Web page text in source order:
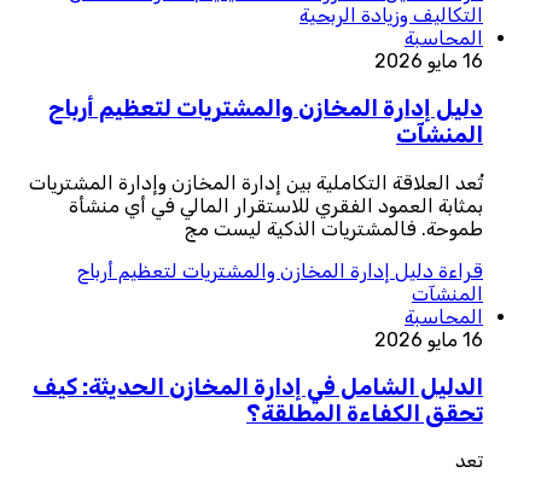
التكاليف وزيادة الربحية
المحاسبة
16 مايو 2026
دليل إدارة المخازن والمشتريات لتعظيم أرباح
المنشآت
تُعد العلاقة التكاملية بين إدارة المخازن وإدارة المشتريات
بمثابة العمود الفقري للاستقرار المالي في أي منشأة
طموحة. فالمشتريات الذكية ليست مج
قراءة دليل إدارة المخازن والمشتريات لتعظيم أرباح
المنشآت
المحاسبة
16 مايو 2026
الدليل الشامل في إدارة المخازن الحديثة: كيف
تحقق الكفاءة المطلقة؟
تعد